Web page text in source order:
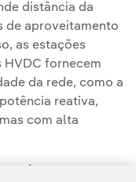
distância da
de aproveitamento
as estações
HVDC fornecem
da rede, como a
reativa,
com alta